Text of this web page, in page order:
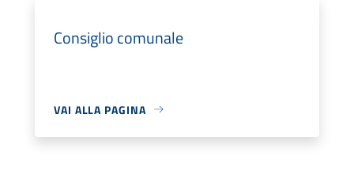
Consiglio comunale
VAI ALLA PAGINA